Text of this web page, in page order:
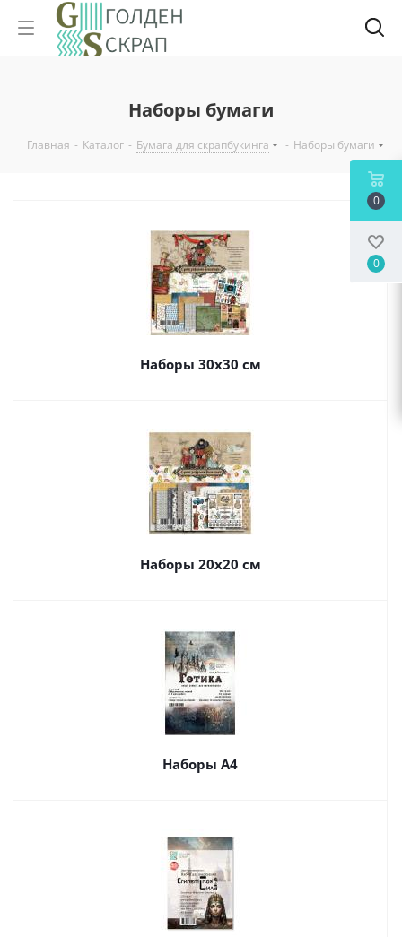
Наборы бумаги
Главная - Каталог - Бумага для скрапбукинга - Наборы бумаги
Наборы 30х30 см
Наборы 20х20 см
Наборы А4
0
0